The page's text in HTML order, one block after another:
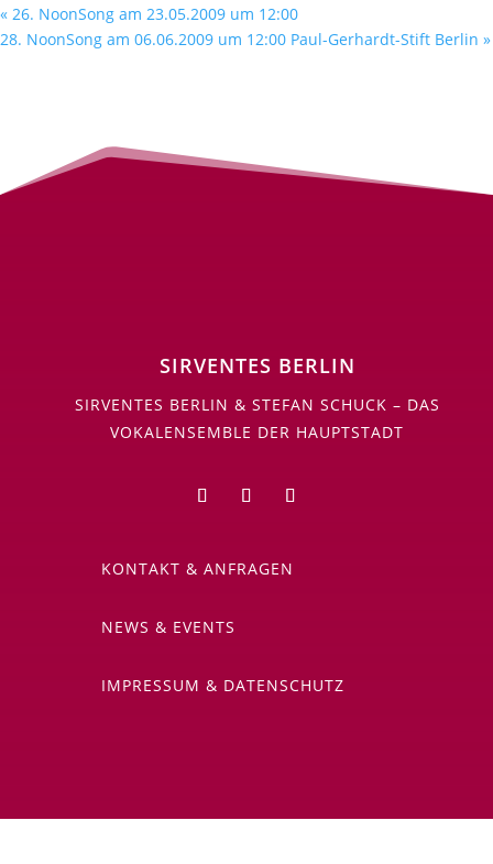
« 26. NoonSong am 23.05.2009 um 12:00
28. NoonSong am 06.06.2009 um 12:00 Paul-Gerhardt-Stift Berlin »
SIRVENTES BERLIN
SIRVENTES BERLIN & STEFAN SCHUCK – DAS
VOKALENSEMBLE DER HAUPTSTADT
KONTAKT & ANFRAGEN
NEWS & EVENTS
IMPRESSUM & DATENSCHUTZ